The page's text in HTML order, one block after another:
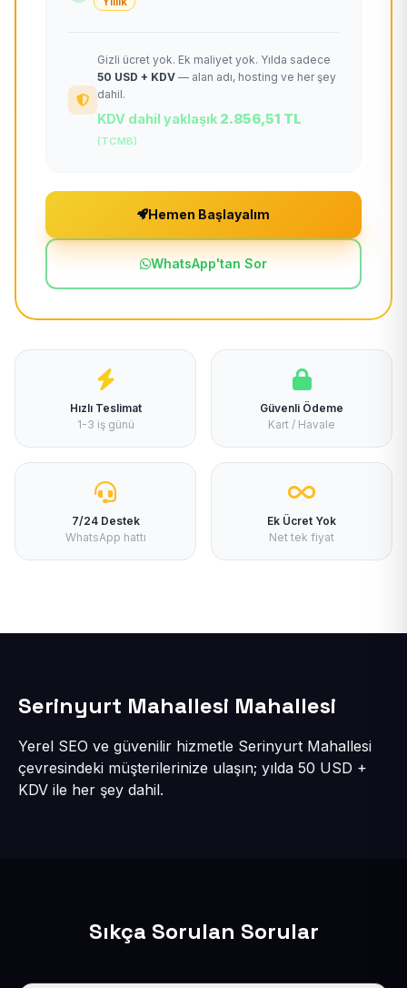
Gizli ücret yok. Ek maliyet yok. Yılda sadece
50 USD + KDV — alan adı, hosting ve her şey
dahil.
KDV dahil yaklaşık 2.856,51 TL
(TCMB)
Hemen Başlayalım
WhatsApp'tan Sor
Hızlı Teslimat
1-3 iş günü
Güvenli Ödeme
Kart / Havale
7/24 Destek
WhatsApp hattı
Ek Ücret Yok
Net tek fiyat
Serinyurt Mahallesi Mahallesi
Yerel SEO ve güvenilir hizmetle Serinyurt Mahallesi
çevresindeki müşterilerinize ulaşın; yılda 50 USD +
KDV ile her şey dahil.
Sıkça Sorulan Sorular